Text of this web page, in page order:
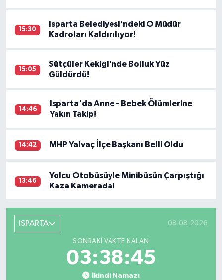
15:30
Isparta Belediyesi'ndeki O Müdür
Kadroları Kaldırılıyor!
15:05
Sütçüler Kekiği'nde Bolluk Yüz
Güldürdü!
14:46
Isparta'da Anne - Bebek Ölümlerine
Yakın Takip!
14:42 MHP Yalvaç İlçe Başkanı Belli Oldu
13:46
Yolcu Otobüsüyle Minibüsün Çarpıştığı
Kaza Kamerada!
ISPARTA 08.08.2026
SONRAKI VAKTE KALAN
03:38:44
İkindi Namazı